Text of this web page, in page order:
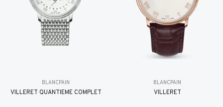
BLANCPAIN
VILLERET QUANTIÈME COMPLET
BLANCPAIN
VILLERET